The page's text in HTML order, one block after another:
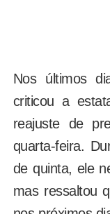
Nos últimos
criticou a
reajuste de
quarta-feira.
de quinta, ele
mas ressaltou